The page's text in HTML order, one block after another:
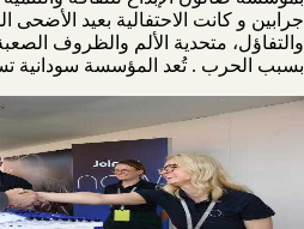
جرابين و كانت الاحتفالية بعيد الأضحى
والتفاؤل، متحدية الألم والظروف
بسبب الحرب . تُعد المؤسسة سودانية